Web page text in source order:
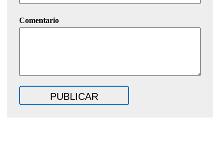
Comentario